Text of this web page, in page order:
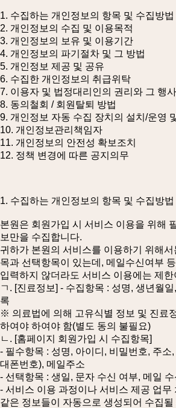
1. 수집하는 개인정보의 항목 및 수집방법
2. 개인정보의 수집 및 이용목적
3. 개인정보의 보유 및 이용기간
4. 개인정보의 파기절차 및 그 방법
5. 개인정보 제공 및 공유
6. 수집한 개인정보의 취급위탁
7. 이용자 및 법정대리인의 권리와 그 행
8. 동의철회 / 회원탈퇴 방법
9. 개인정보 자동 수집 장치의 설치/운영
10. 개인정보관리책임자
11. 개인정보의 안전성 확보조치
12. 정책 변경에 따른 공지의무
1. 수집하는 개인정보의 항목 및 수집방법
본원은 회원가입 시 서비스 이용을 위해
보만을 수집합니다.
귀하가 본원의 서비스를 이용하기 위해
목과 선택항목이 있는데, 메일수신여부
입력하지 않더라도 서비스 이용에는 제한
ㄱ. [진료정보] - 수집항목 : 성명, 생년월일
록
※ 의료법에 의해 고유식별 정보 및 진료
하여야 하여야 함(별도 동의 불필요)
ㄴ. [홈페이지 회원가입 시 수집항목]
- 필수항목 : 성명, 아이디, 비밀번호, 주소
대폰번호), 메일주소
- 선택항목 : 생일, 문자 수신 여부, 메일
- 서비스 이용 과정이나 서비스 제공 업무
같은 정보들이 자동으로 생성되어 수집